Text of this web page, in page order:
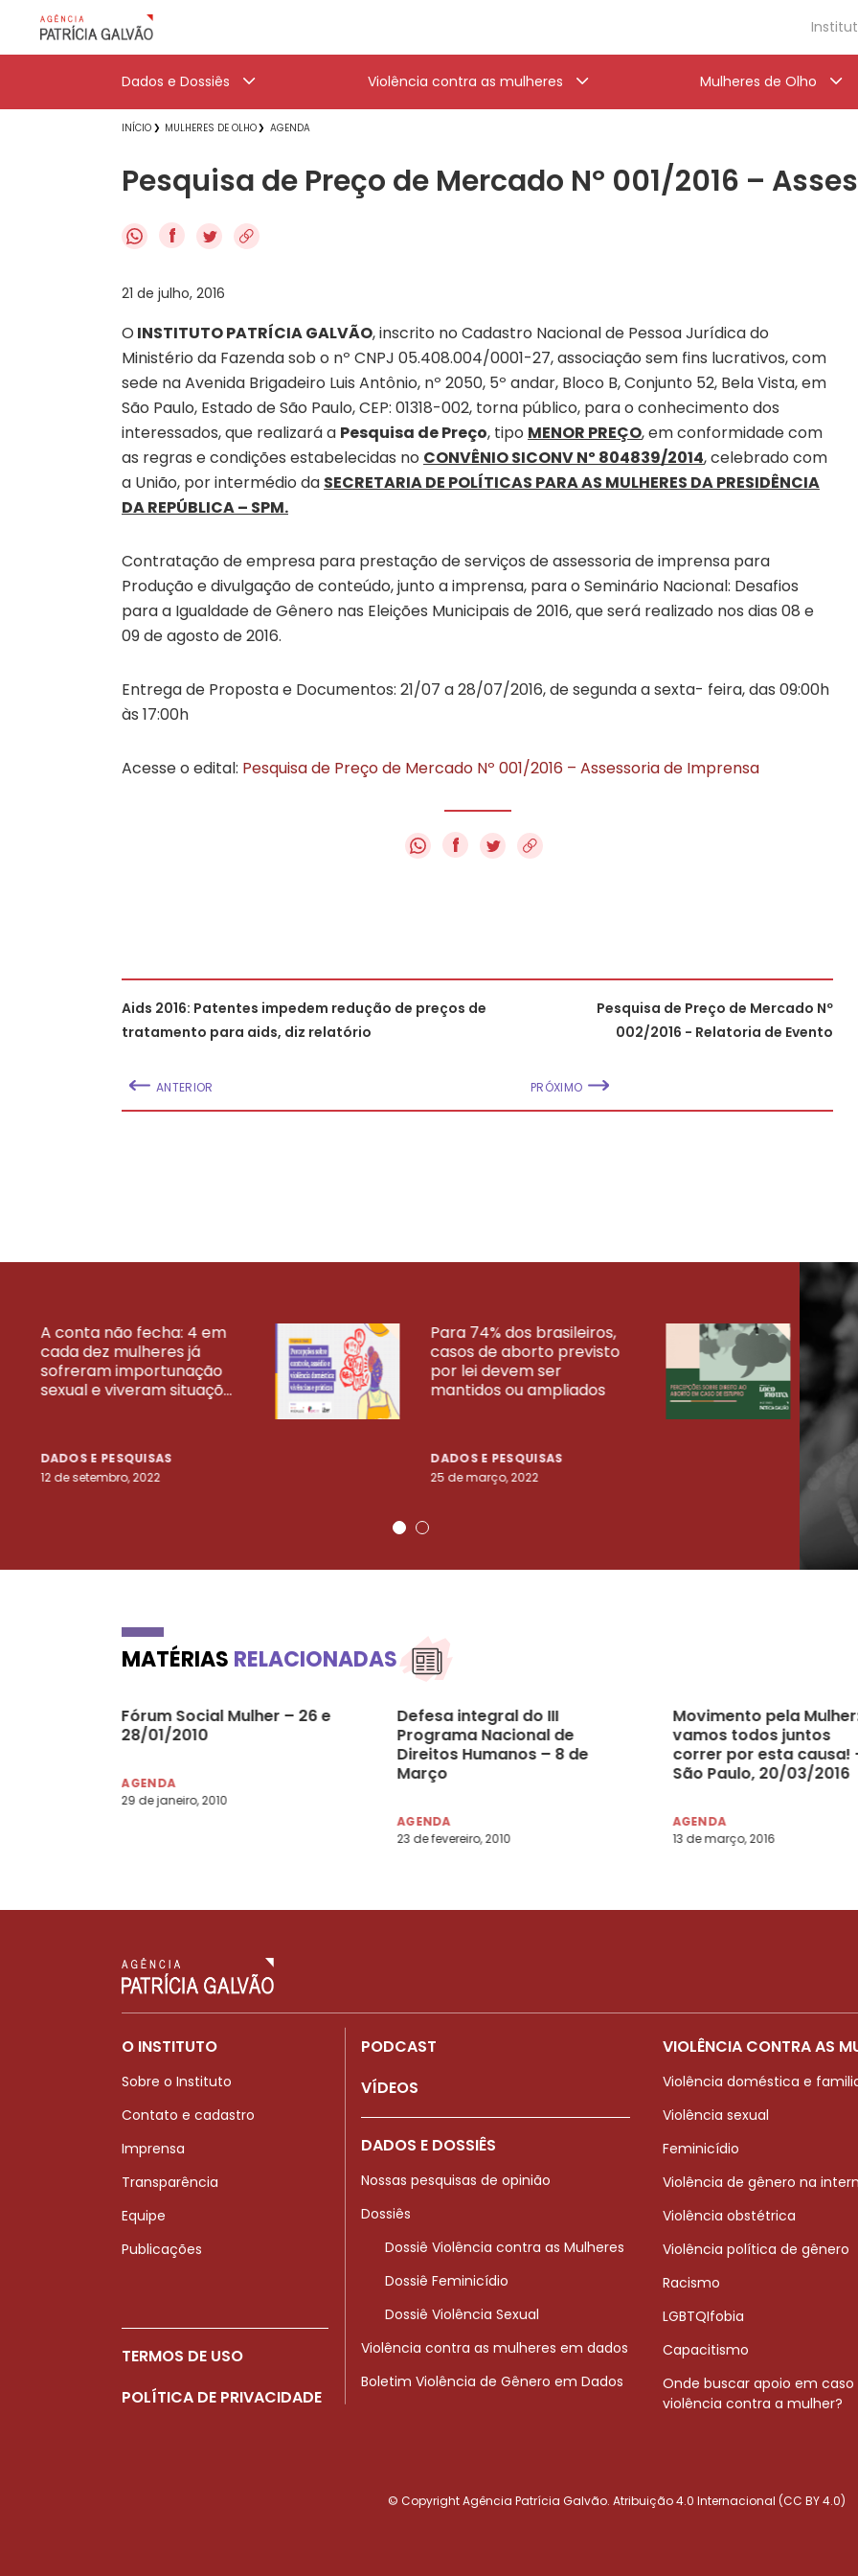
Dados e Dossiês Violência contra as mulheres Mulheres de Olho
INÍCIO MULHERES DE OLHO AGENDA
Pesquisa de Preço de Mercado Nº 001/2016 –
f
21 de julho, 2016
O INSTITUTO PATRÍCIA GALVÃO, inscrito no Cadastro Nacional de Pessoa Jurídica do
Ministério da Fazenda sob o nº CNPJ 05.408.004/0001-27, associação sem fins lucrativos, com
sede na Avenida Brigadeiro Luis Antônio, nº 2050, 5º andar, Bloco B, Conjunto 52, Bela Vista, em
São Paulo, Estado de São Paulo, CEP: 01318-002, torna público, para o conhecimento dos
interessados, que realizará a Pesquisa de Preço, tipo MENOR PREÇO, em conformidade com
as regras e condições estabelecidas no CONVÊNIO SICONV Nº 804839/2014, celebrado com
a União, por intermédio da SECRETARIA DE POLÍTICAS PARA AS MULHERES DA PRESIDÊNCIA
DA REPÚBLICA – SPM.
Contratação de empresa para prestação de serviços de assessoria de imprensa para
Produção e divulgação de conteúdo, junto a imprensa, para o Seminário Nacional: Desafios
para a Igualdade de Gênero nas Eleições Municipais de 2016, que será realizado nos dias 08 e
09 de agosto de 2016.
Entrega de Proposta e Documentos: 21/07 a 28/07/2016, de segunda a sexta- feira, das 09:00h
às 17:00h
Acesse o edital: Pesquisa de Preço de Mercado Nº 001/2016 – Assessoria de Imprensa
f
Aids 2016: Patentes impedem redução de preços de
tratamento para aids, diz relatório
ANTERIOR
Pesquisa de Preço de Mercado Nº
002/2016 - Relatoria de Evento
PRÓXIMO
A conta não fecha: 4 em
cada dez mulheres já
sofreram importunação
sexual e viveram situaçõ...
DADOS E PESQUISAS
12 de setembro, 2022
Para 74% dos brasileiros,
casos de aborto previsto
por lei devem ser
mantidos ou ampliados
DADOS E PESQUISAS
25 de março, 2022
23
VEJA MAIS PESQUISAS
MATÉRIAS RELACIONADAS
Fórum Social Mulher – 26 e
28/01/2010
AGENDA
29 de janeiro, 2010
Defesa integral do III
Programa Nacional de
Direitos Humanos – 8 de
Março
AGENDA
23 de fevereiro, 2010
Movimento pela
vamos todos juntos
correr por esta causa!
São Paulo, 20/03/2016
AGENDA
13 de março, 2016
O INSTITUTO
Sobre o Instituto
Contato e cadastro
Imprensa
Transparência
Equipe
Publicações
TERMOS DE USO
POLÍTICA DE PRIVACIDADE
PODCAST
VÍDEOS
DADOS E DOSSIÊS
Nossas pesquisas de opinião
Dossiês
Dossiê Violência contra as Mulheres
Dossiê Feminicídio
Dossiê Violência Sexual
Violência contra as mulheres em dados
Boletim Violência de Gênero em Dados
VIOLÊNCIA CONTRA AS
Violência doméstica e
Violência sexual
Feminicídio
Violência de gênero na
Violência obstétrica
Violência política de gênero
Racismo
LGBTQIfobia
Capacitismo
Onde buscar apoio em caso
violência contra a mulher?
© Copyright Agência Patrícia Galvão. Atribuição 4.0 Internacional (CC BY 4.0)